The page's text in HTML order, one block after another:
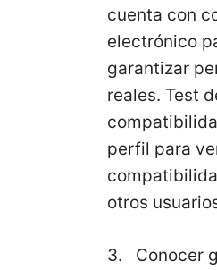
cuenta con
electrónico
garantizar
reales. Test
perfil para
otros
3. Conocer